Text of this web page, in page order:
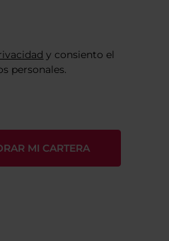
y consiento el
personales.